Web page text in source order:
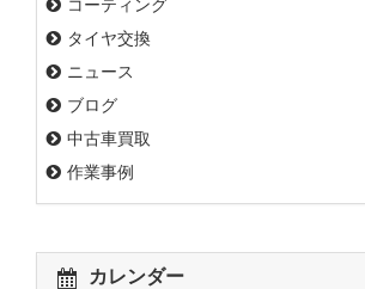
コーティング
タイヤ交換
ニュース
ブログ
中古車買取
作業事例
カレンダー